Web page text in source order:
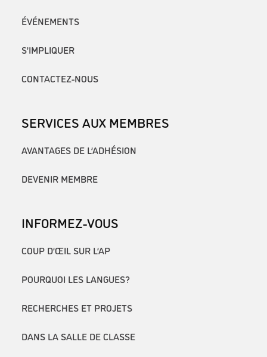
ÉVÉNEMENTS
S’IMPLIQUER
CONTACTEZ-NOUS
SERVICES AUX MEMBRES
AVANTAGES DE L’ADHÉSION
DEVENIR MEMBRE
INFORMEZ-VOUS
COUP D’ŒIL SUR L’AP
POURQUOI LES LANGUES?
RECHERCHES ET PROJETS
DANS LA SALLE DE CLASSE